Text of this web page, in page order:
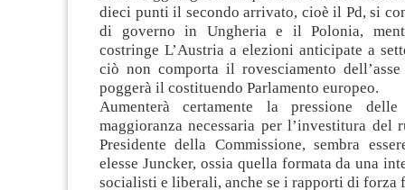
dieci punti il secondo arrivato, cioè il Pd, si
di governo in Ungheria e il Polonia,
costringe L’Austria a elezioni anticipate a
ciò non comporta il rovesciamento
poggerà il costituendo Parlamento europeo.
Aumenterà certamente la pressione
maggioranza necessaria per l’investitura del
Presidente della Commissione, sembra
elesse Juncker, ossia quella formata da una
socialisti e liberali, anche se i rapporti di forza